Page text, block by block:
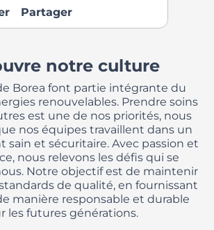
Partager
notre culture
Borea font partie intégrante du
renouvelables. Prendre soins
est une de nos priorités, nous
nos équipes travaillent dans un
sain et sécuritaire. Avec passion et
nous relevons les défis qui se
Notre objectif est de maintenir
de qualité, en fournissant
manière responsable et durable
les futures générations.